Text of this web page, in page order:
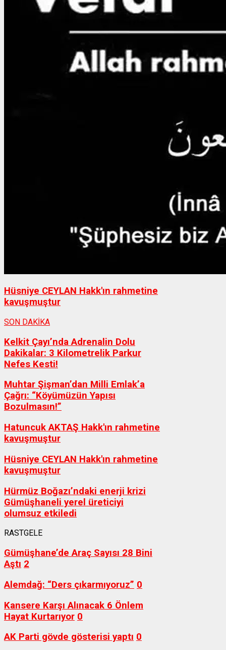
Hüsniye CEYLAN Hakk'ın rahmetine
kavuşmuştur
SON DAKİKA
Kelkit Çayı’nda Adrenalin Dolu
Dakikalar: 3 Kilometrelik Parkur
Nefes Kesti!
Muhtar Şişman’dan Milli Emlak’a
Çağrı: “Köyümüzün Yapısı
Bozulmasın!”
Hatuncuk AKTAŞ Hakk'ın rahmetine
kavuşmuştur
Hüsniye CEYLAN Hakk'ın rahmetine
kavuşmuştur
Hürmüz Boğazı’ndaki enerji krizi
Gümüşhaneli yerel üreticiyi
olumsuz etkiledi
RASTGELE
Gümüşhane’de Araç Sayısı 28 Bini
Aştı 2
Alemdağ: “Ders çıkarmıyoruz” 0
Kansere Karşı Alınacak 6 Önlem
Hayat Kurtarıyor 0
AK Parti gövde gösterisi yaptı 0